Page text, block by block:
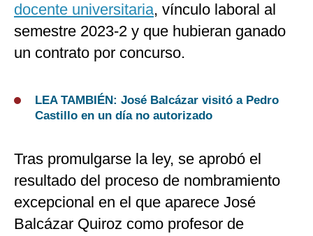
docente universitaria, vínculo laboral al
semestre 2023-2 y que hubieran ganado
un contrato por concurso.
LEA TAMBIÉN: José Balcázar visitó a Pedro
Castillo en un día no autorizado
Tras promulgarse la ley, se aprobó el
resultado del proceso de nombramiento
excepcional en el que aparece José
Balcázar Quiroz como profesor de